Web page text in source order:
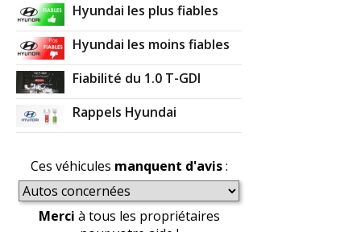
Hyundai les plus fiables
Hyundai les moins fiables
Fiabilité du 1.0 T-GDI
Rappels Hyundai
Ces véhicules manquent d'avis:
Merci à tous les propriétaires